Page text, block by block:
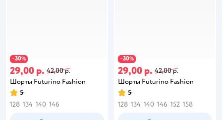
−30%
29,00 р. 42,00 р.
Шорты Futurino Fashion
5
128 134 140 146
−30%
29,00 р. 42,00 р.
Шорты Futurino Fashion
5
128 134 140 146 152 158